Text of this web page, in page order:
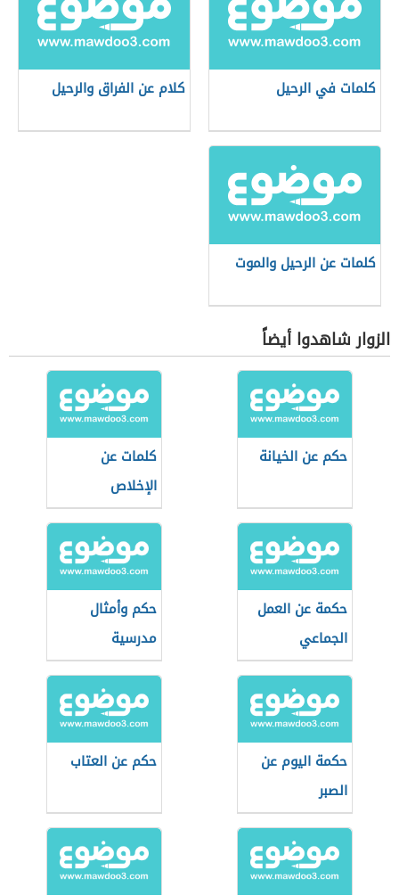
كلمات في الرحيل كلام عن الفراق والرحيل
كلمات عن الرحيل والموت
الزوار شاهدوا أيضاً
حكم عن الخيانة
كلمات عن
الإخلاص
حكمة عن العمل
الجماعي
حكم وأمثال
مدرسية
حكمة اليوم عن
الصبر
حكم عن العتاب